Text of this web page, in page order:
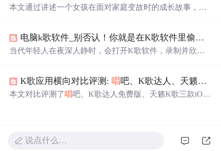
本文通过讲述一个女孩在面对家庭变故时的成长故事，展
枝梅》中离歌笑关于离别的哲理话语。
电脑k歌软件_别否认！你就是在K歌软件里偷偷出道的年轻人
当代年轻人在夜深人静时，会打开K歌软件，录制并欣赏
K歌应用横向对比评测:唱吧、K歌达人、天籁K歌
本文对比评测了唱吧、K歌达人免费版、天籁K歌三款iOS
说点什么…